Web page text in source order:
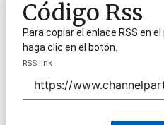
Código Rss
Para copiar el enlace RSS en
haga clic en el botón.
RSS link